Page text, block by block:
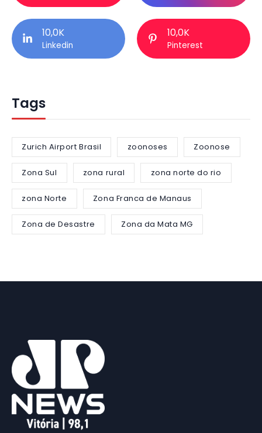
10,0K
Linkedin
10,0K
Pinterest
Tags
Zurich Airport Brasil zoonoses Zoonose
Zona Sul zona rural zona norte do rio
zona Norte Zona Franca de Manaus
Zona de Desastre Zona da Mata MG